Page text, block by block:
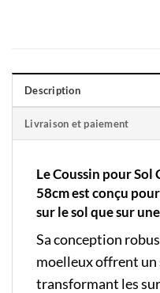
Description
Livraison et paiement
Le Coussin pour Sol
58cm est conçu
sur le sol que sur
Sa conception
moelleux offrent
transformant les